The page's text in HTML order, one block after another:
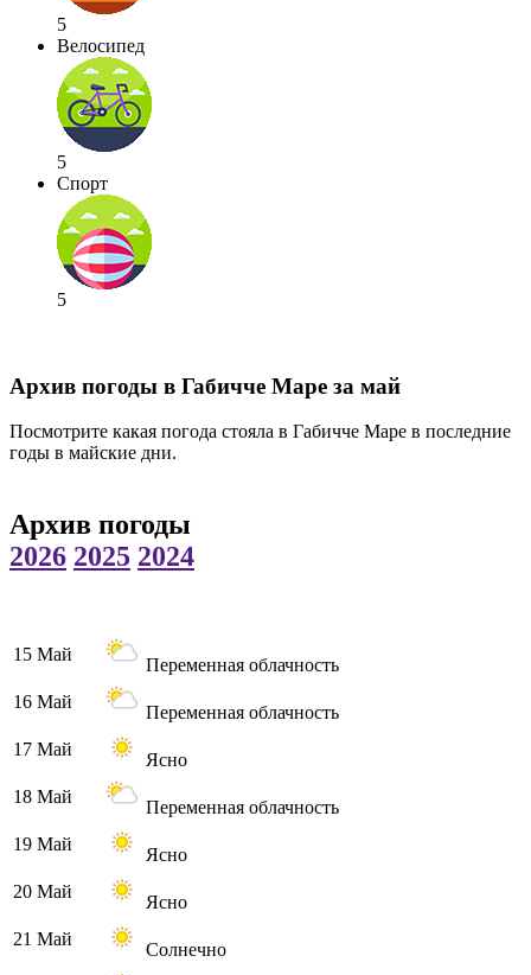
5
Велосипед
5
Спорт
5
Архив погоды в Габичче Маре за май
Посмотрите какая погода стояла в Габичче Маре в последние
годы в майские дни.
Архив погоды
2026 2025 2024
15 Май
Переменная облачность
16 Май
Переменная облачность
17 Май
Ясно
18 Май
Переменная облачность
19 Май
Ясно
20 Май
Ясно
21 Май
Солнечно